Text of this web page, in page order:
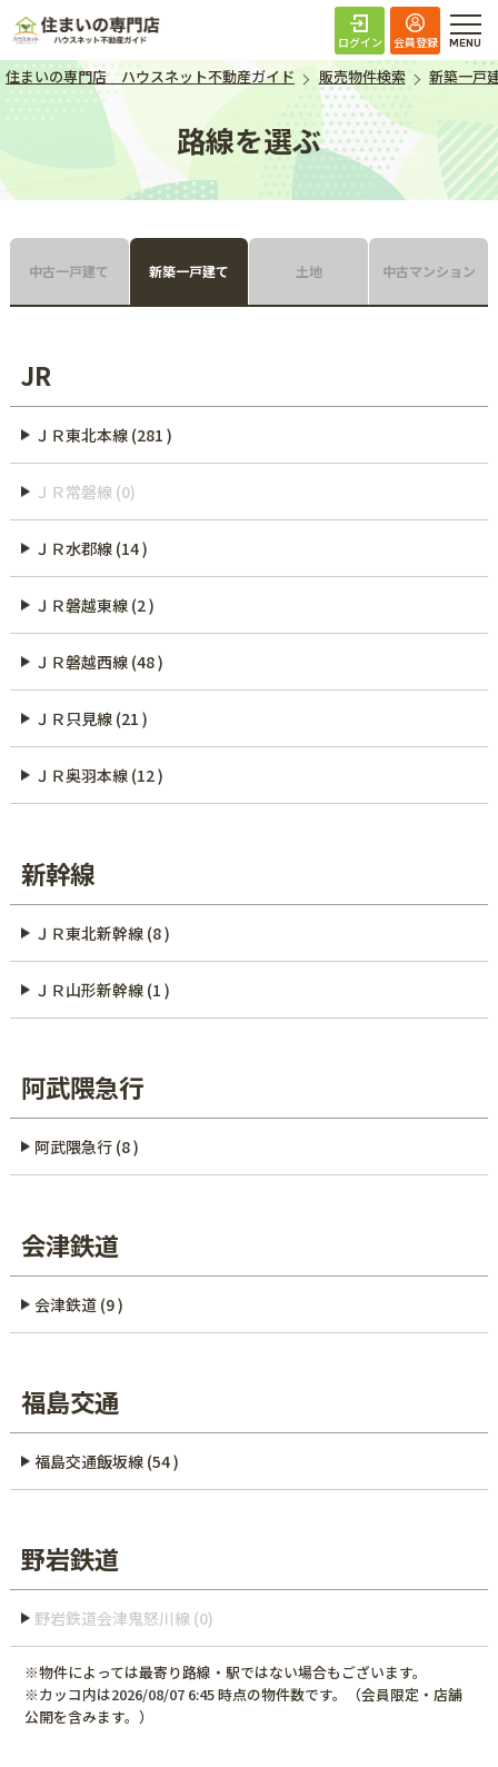
住まいの専門店 ハ
ログイン 会員登録
住まいの専門店 ハウスネット不動産ガイド 販売物件検索 新築一戸
路線を選ぶ
中古一戸建て 新築一戸建て 土地 中古マンション
JR
ＪＲ東北本線 (281 )
ＪＲ常磐線 (0)
ＪＲ水郡線 (14 )
ＪＲ磐越東線 (2 )
ＪＲ磐越西線 (48 )
ＪＲ只見線 (21 )
ＪＲ奥羽本線 (12 )
新幹線
ＪＲ東北新幹線 (8 )
ＪＲ山形新幹線 (1 )
阿武隈急行
阿武隈急行 (8 )
会津鉄道
会津鉄道 (9 )
福島交通
福島交通飯坂線 (54 )
野岩鉄道
野岩鉄道会津鬼怒川線 (0)
※物件によっては最寄り路線・駅ではない場合もございます。
※カッコ内は2026/08/07 6:45 時点の物件数です。（会員限定・店舗
公開を含みます。）